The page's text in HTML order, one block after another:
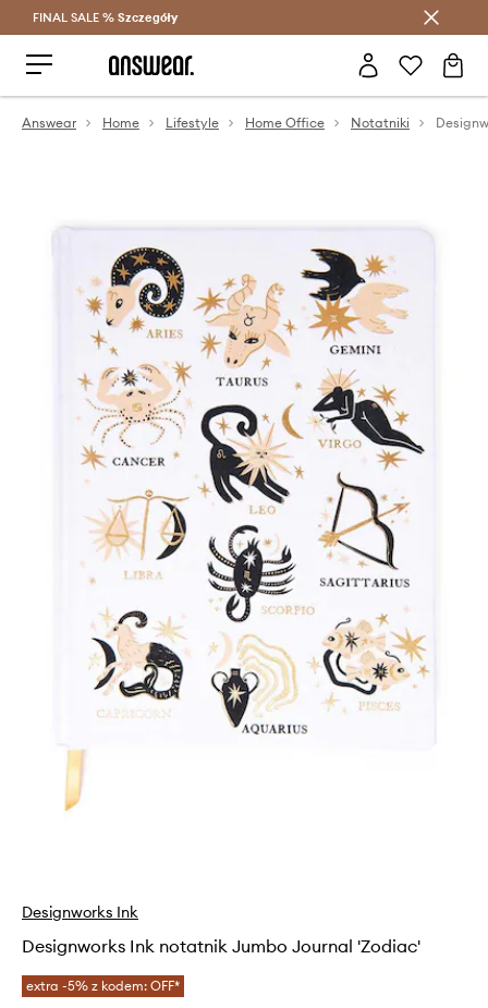
Oszczędzaj z Answear Club >
FINAL SALE % Szczegóły
Answear Home Lifestyle Home Office Notatniki
Designworks Ink
Designworks Ink notatnik Jumbo Journal 'Zodiac'
extra -5% z kodem: OFF*